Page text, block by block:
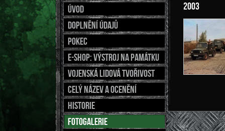
2003
Úvod
Doplnění údajů
Pokec
E-shop: výstroj na památku
Vojenská lidová tvořivost
Celý název a ocenění
Historie
fotogalerie